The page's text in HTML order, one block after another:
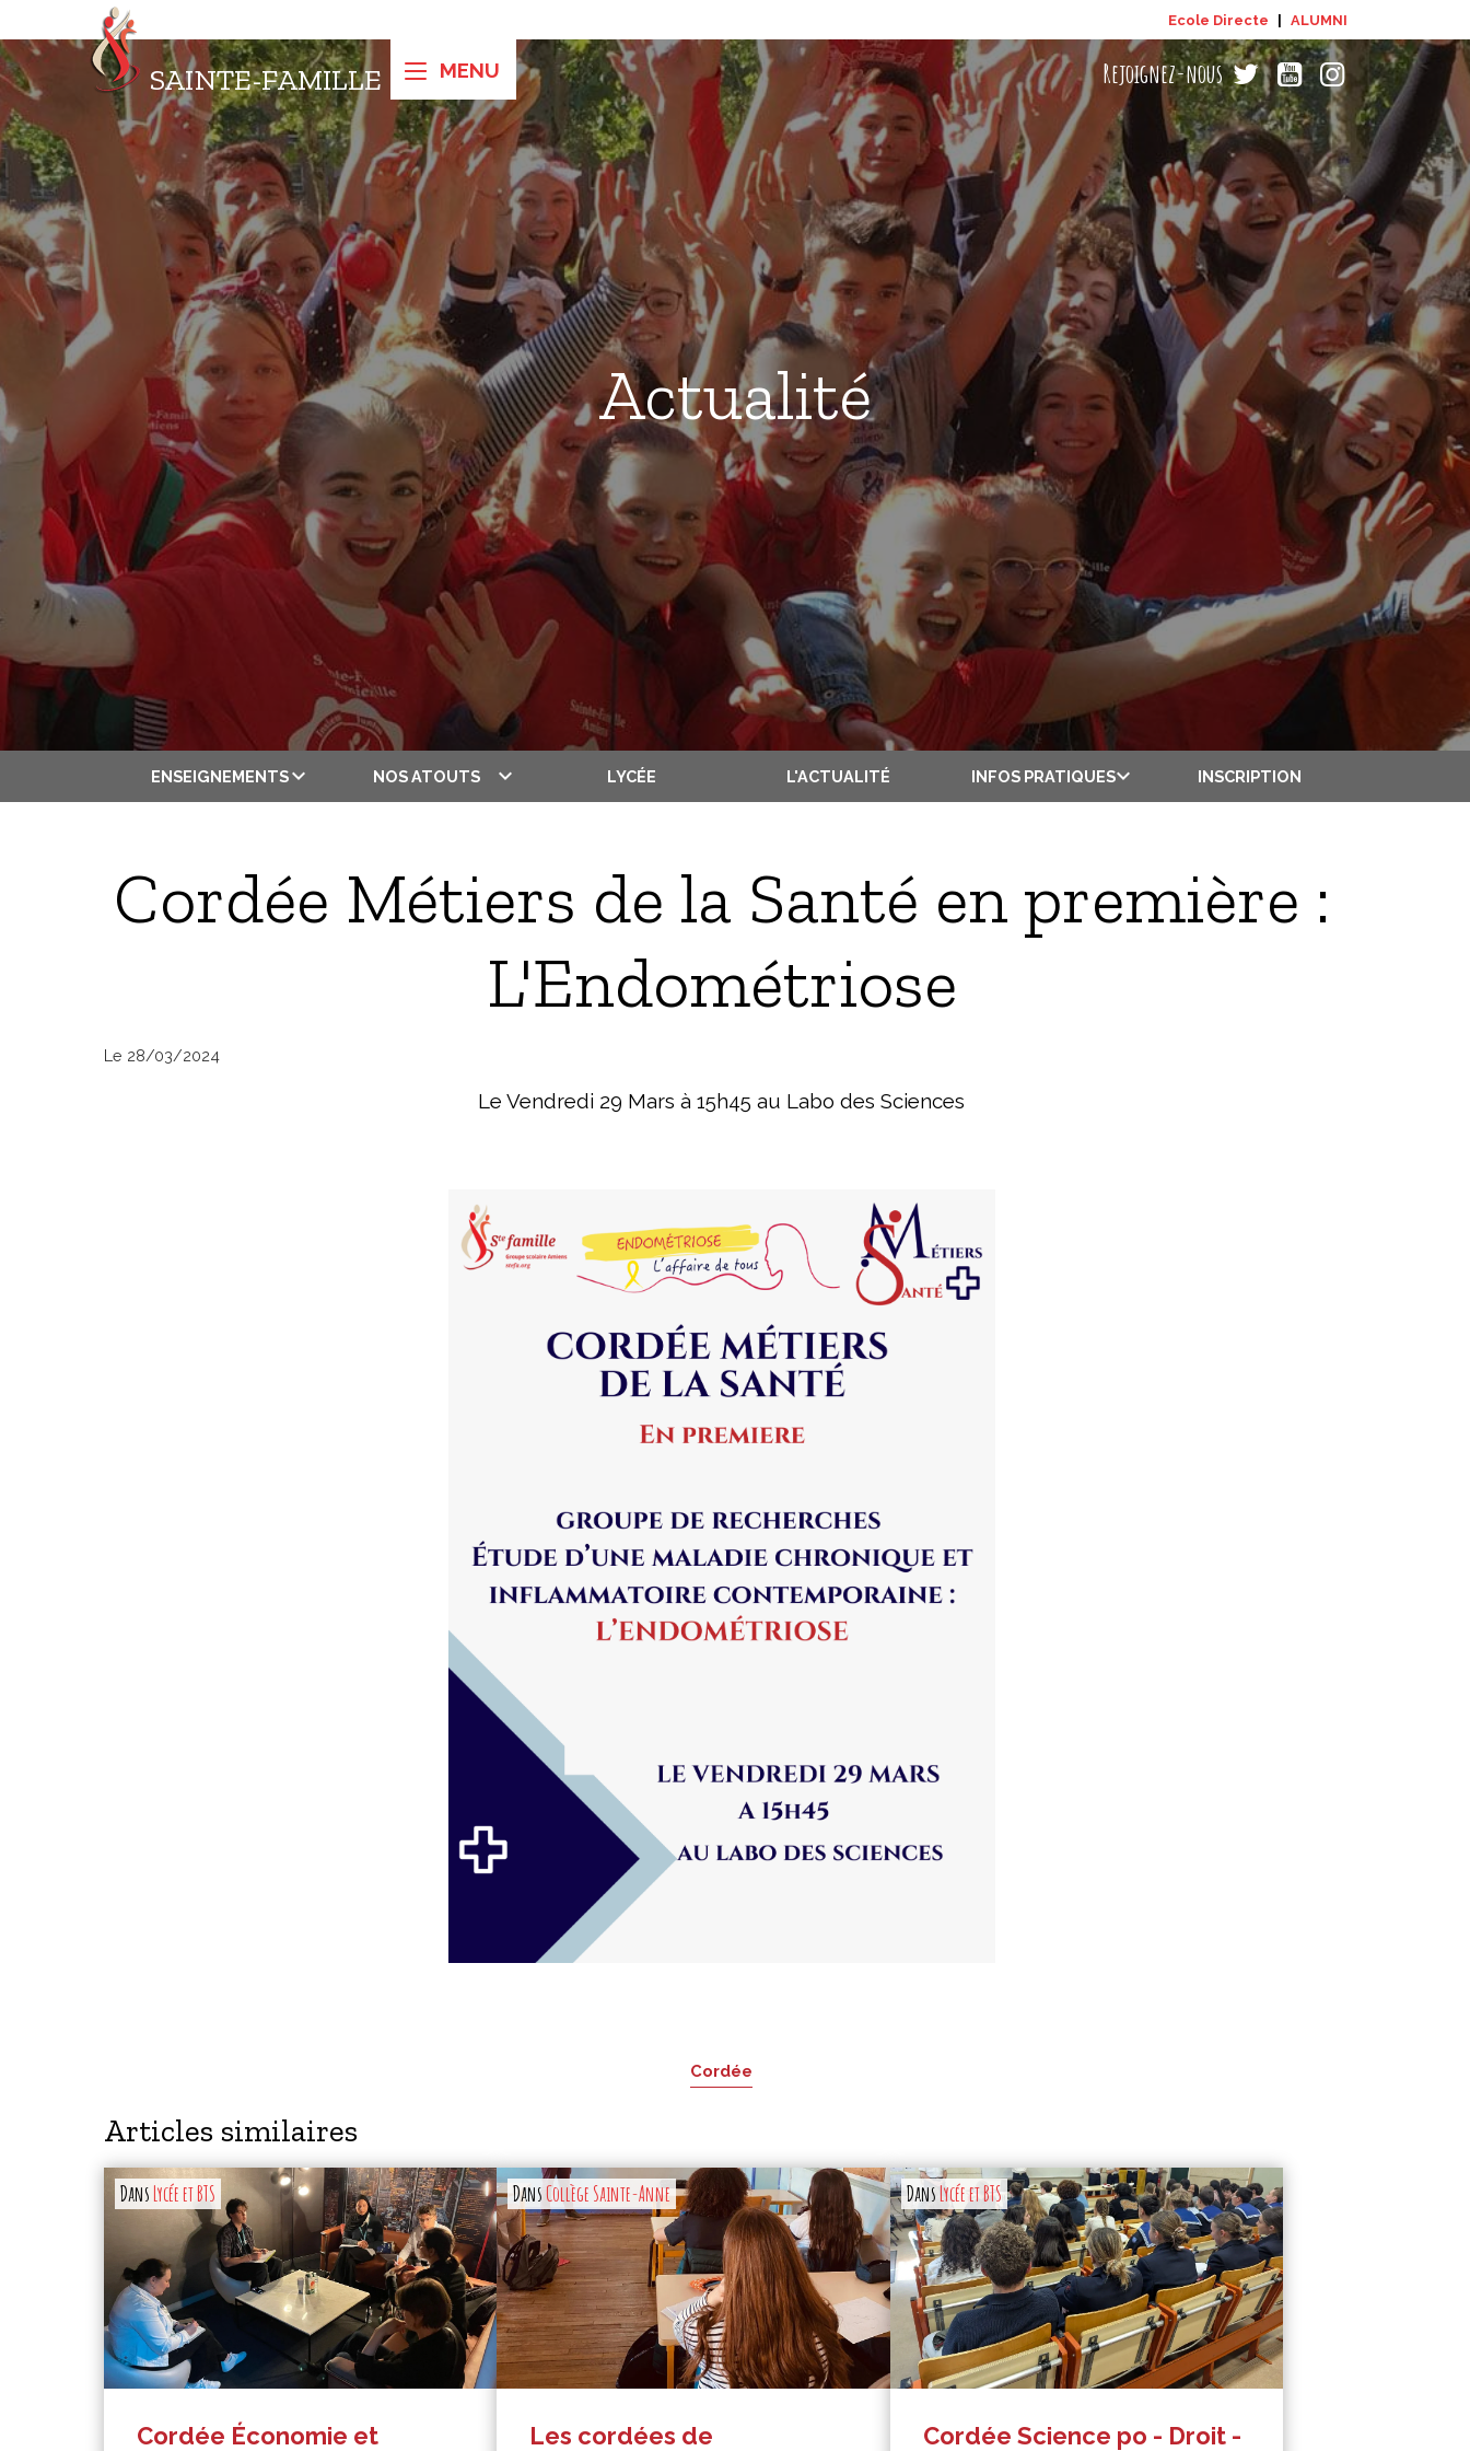
Ecole Directe | ALUMNI
SAINTE-FAMILLE
ENSEIGNEMENTS NOS ATOUTS LYCÉE L'ACTUALITÉ INFOS PRATIQUES INSCRIPTION
Cordée Métiers de la Santé en première :
L'Endométriose
Le 28/03/2024
Le Vendredi 29 Mars à 15h45 au Labo des Sciences
Cordée
Articles similaires
DansLycée et BTS
Cordée Économie et
DansCollège Sainte-Anne
Les cordées de
DansLycée et BTS
Cordée Science po - Droit -